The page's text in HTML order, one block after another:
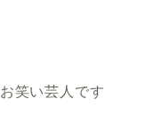
笑い芸人です